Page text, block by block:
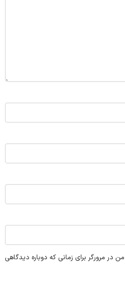
در مرورگر برای زمانی که دوباره دیدگاهی